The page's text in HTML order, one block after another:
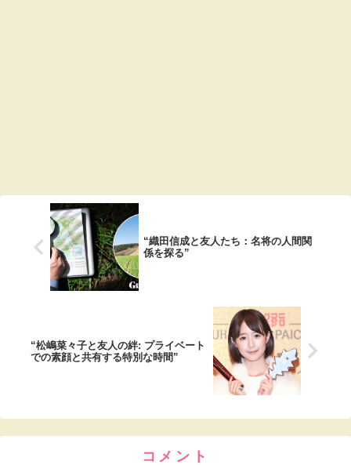
“織田信成と友人たち：名将の人間関
係を探る”
“松嶋菜々子と友人の絆: プライベート
での素顔と共有する特別な時間”
コメント